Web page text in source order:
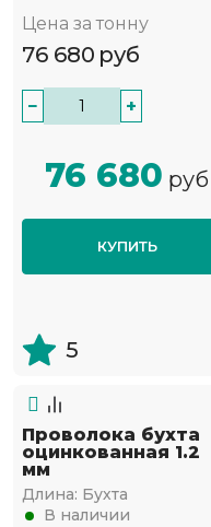
Цена за тонну
76 680 руб
− +
76 680 руб
КУПИТЬ
5
Проволока бухта
оцинкованная 1.2
мм
Длина: Бухта
В наличии